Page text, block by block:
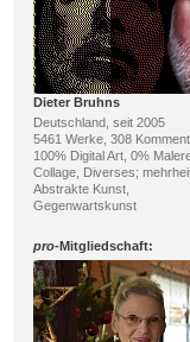
Dieter Bruhns
Deutschland, seit 2005
5461 Werke, 308
100% Digital Art, 0%
Collage, Diverses;
Abstrakte Kunst,
Gegenwartskunst
pro-Mitgliedschaft: